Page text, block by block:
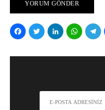
Facebook
Twitter